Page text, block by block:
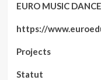
EURO MUSIC DANCE
https://
Projects
Statut